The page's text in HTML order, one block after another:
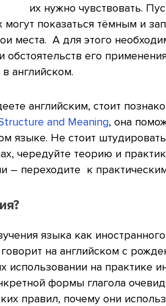
их нужно чувствовать.
показаться тёмным и
места. А для этого
обстоятельств его
английском.
английским, стоит
and Meaning, она
языке. Не стоит
чередуйте теорию и
– переходите к
языка как
на английском с
на практике
формы глагола
правил, почему они